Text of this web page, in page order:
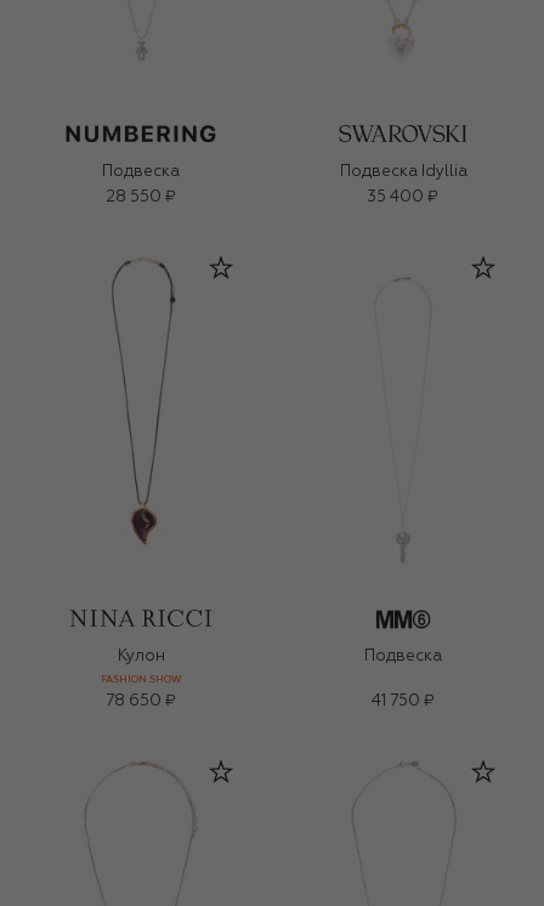
Подвеска
28 550 ₽
Подвеска Idyllia
35 400 ₽
Кулон
FASHION SHOW
78 650 ₽
Подвеска
41 750 ₽